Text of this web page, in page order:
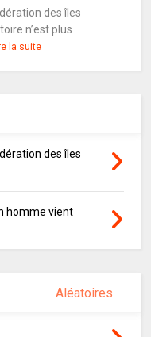
des îles
n’est plus
la suite
des îles
homme vient
Aléatoires